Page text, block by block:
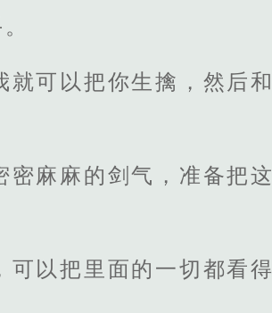
可以把你生擒，然后和
密麻麻的剑气，准备把这
以把里面的一切都看得